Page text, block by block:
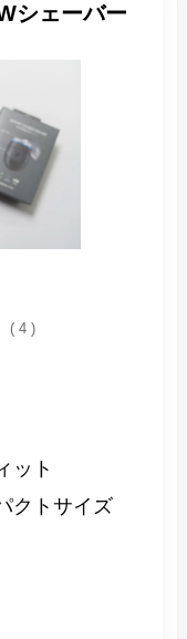
シェーバー
( 4 )
ット
クトサイズ